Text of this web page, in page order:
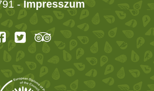
- Impresszum